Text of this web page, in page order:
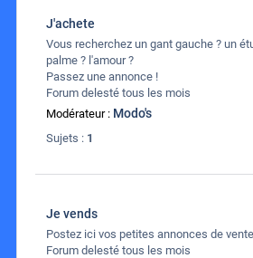
J'achete
Vous recherchez un gant gauche ? un
palme ? l'amour ?
Passez une annonce !
Forum delesté tous les mois
Modérateur : Modo's
Sujets : 1
Je vends
Postez ici vos petites annonces de
Forum delesté tous les mois